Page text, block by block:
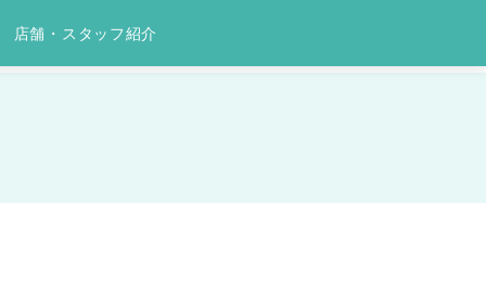
店舗・スタッフ紹介